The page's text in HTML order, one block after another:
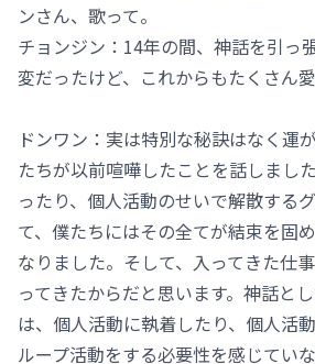
ンさん、歌って。
チョンジン：14年の間、神話を引っ
変だったけど、これからもたくさん
ドンワン：実は特別な秘訣はなく運
たちが以前喧嘩したことを話しまし
ったり、個人活動のせいで解散する
て、僕たちにはその全てが結束を固
なりました。そして、入ってきた仕
ってきたからだと思います。神話と
は、個人活動に執着したり、個人活
ループ活動をする必要性を感じていな